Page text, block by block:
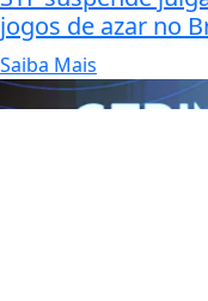
jogos de azar no
Saiba Mais